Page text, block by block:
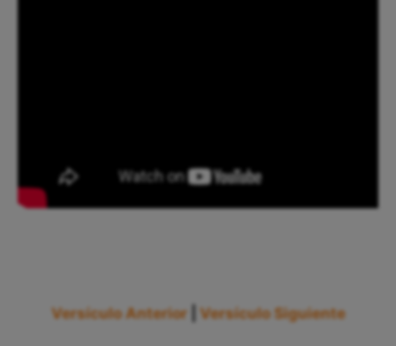
Versículo Anterior Versículo Siguiente